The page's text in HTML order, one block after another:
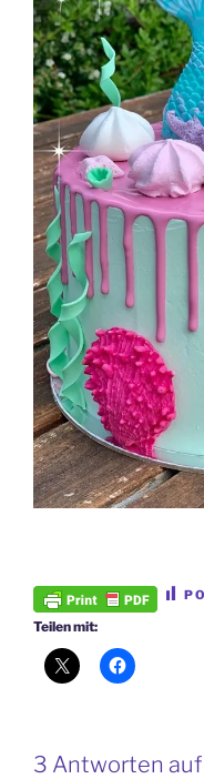
Teilen mit:
3 Antworten auf